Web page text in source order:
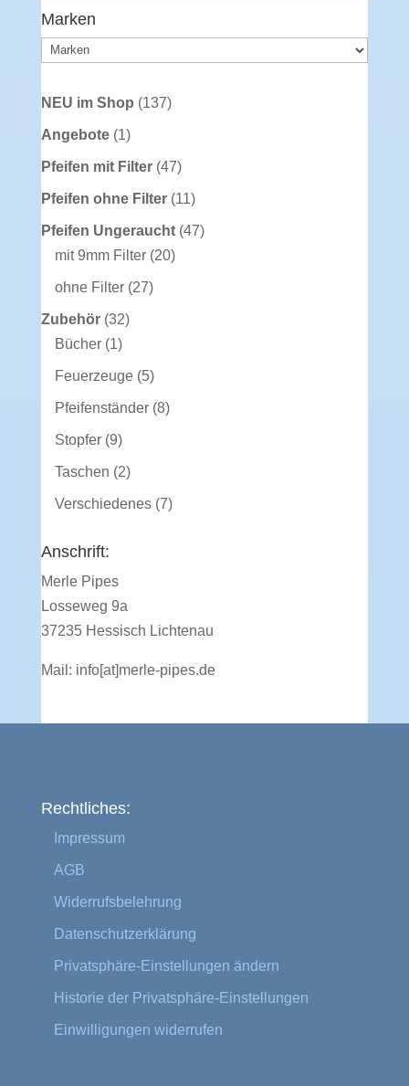
Marken
NEU im Shop 137137
Angebote 11
Produkt
Pfeifen mit Filter 4747
Produkte
Pfeifen ohne Filter 1111
Produkte
Pfeifen Ungeraucht 4747
mit 9mm Filter 2020
ohne Filter 2727
Zubehör 3232
Bücher 11
Produkt
Feuerzeuge 55
Produkte
Pfeifenständer 88
Stopfer 99
Produkte
Taschen 22
Produkte
Verschiedenes 77
Anschrift:
Merle Pipes
Losseweg 9a
37235 Hessisch Lichtenau
Mail: info[at]merle-pipes.de
Rechtliches:
Impressum
AGB
Widerrufsbelehrung
Datenschutzerklärung
Privatsphäre-Einstellungen ändern
Historie der Privatsphäre-Einstellungen
Einwilligungen widerrufen